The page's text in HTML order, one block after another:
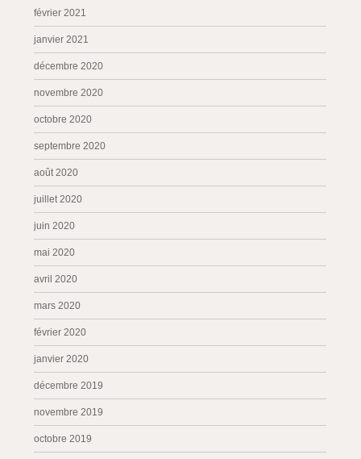
février 2021
janvier 2021
décembre 2020
novembre 2020
octobre 2020
septembre 2020
août 2020
juillet 2020
juin 2020
mai 2020
avril 2020
mars 2020
février 2020
janvier 2020
décembre 2019
novembre 2019
octobre 2019